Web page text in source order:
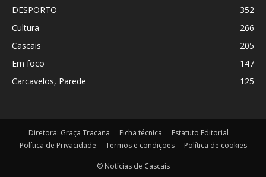
DESPORTO
352
Cultura
266
Cascais
205
Em foco
147
Carcavelos, Parede
125
Diretora: Graça Tracana Ficha técnica
Estatuto Editorial
Política de Privacidade
Termos e condições Política de cookies
© Notícias de Cascais